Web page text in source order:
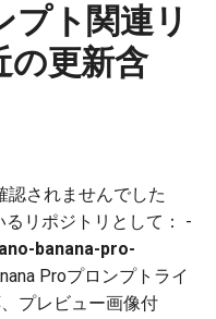
2026-06-04
2026-06-03
2026-05-31
2026-05-30
2025-11-19
2025-11-18
2025-11-15
2025-11-14
2026-06-04
2026-06-03
2026-05-31
2026-05-30
2025-11-19
2025-11-18
2025-11-15
2025-11-14
2026-05-31
2026-05-30
2026-05-27
2026-05-26
2025-11-19
2025-11-18
2025-11-15
2025-11-14
2026-06-04
2026-06-03
2026-05-31
2026-05-30
プト関連リ
の更新含
認されませんでした
リポジトリとして： -
banana-pro-
Proプロンプトライ
プレビュー画像付